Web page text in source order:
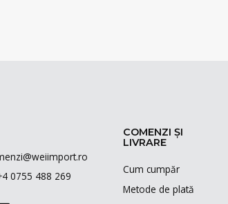
0755 488 269
COMENZI ȘI
LIVRARE
Cum cumpăr
Metode de plată